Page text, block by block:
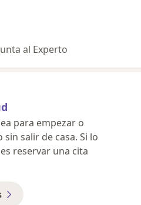
al Experto
para empezar o
salir de casa. Si lo
reservar una cita